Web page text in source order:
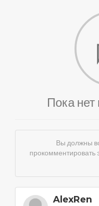
Пока
Вы должны
прокомментировать
AlexRen